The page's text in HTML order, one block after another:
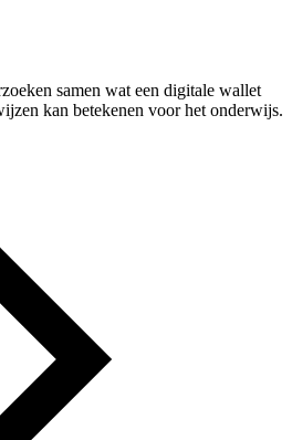
samen wat een digitale wallet
kan betekenen voor het onderwijs.